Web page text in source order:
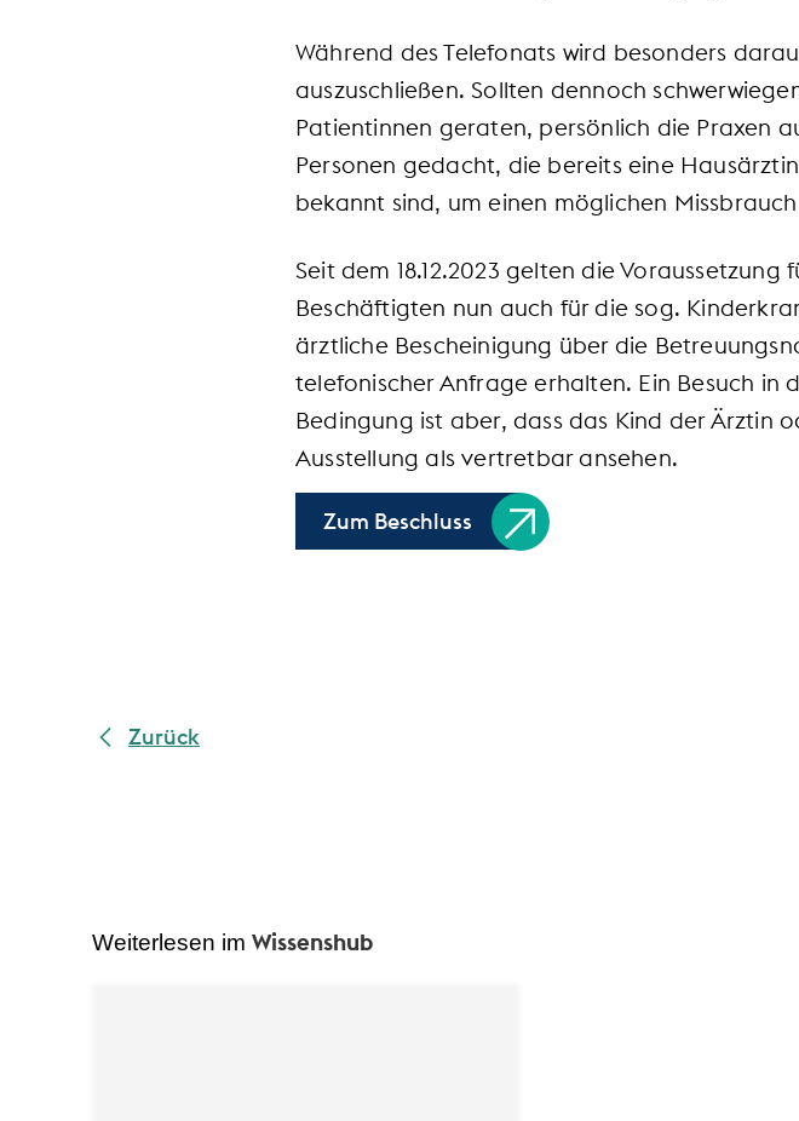
Während des Telefonats wird besonders
auszuschließen. Sollten dennoch
Patientinnen geraten, persönlich die Praxen
Personen gedacht, die bereits eine
bekannt sind, um einen möglichen
Seit dem 18.12.2023 gelten die
Beschäftigten nun auch für die sog.
ärztliche Bescheinigung über die
telefonischer Anfrage erhalten. Ein Besuch in
Bedingung ist aber, dass das Kind der Ärztin
Ausstellung als vertretbar ansehen.
Zum Beschluss
Zurück
Weiterlesen im Wissenshub